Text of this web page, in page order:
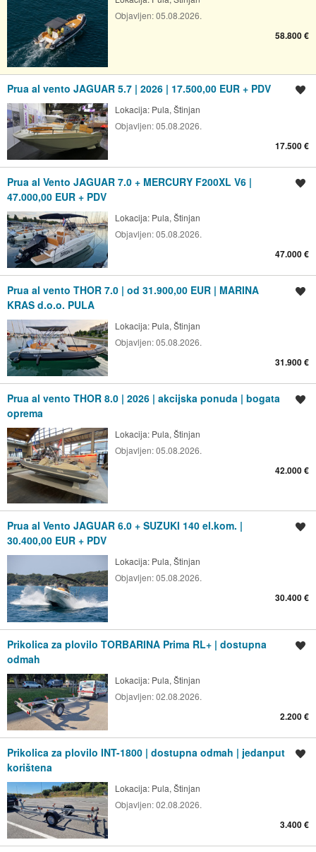
Objavljen:05.08.2026.
58.800 €
Prua al vento JAGUAR 5.7 | 2026 | 17.500,00 EUR + PDV
Lokacija: Pula, Štinjan
Objavljen:05.08.2026.
17.500 €
Prua al Vento JAGUAR 7.0 + MERCURY F200XL V6 |
47.000,00 EUR + PDV
Lokacija: Pula, Štinjan
Objavljen:05.08.2026.
47.000 €
Prua al vento THOR 7.0 | od 31.900,00 EUR | MARINA
KRAS d.o.o. PULA
Lokacija: Pula, Štinjan
Objavljen:05.08.2026.
31.900 €
Prua al vento THOR 8.0 | 2026 | akcijska ponuda | bogata
oprema
Lokacija: Pula, Štinjan
Objavljen:05.08.2026.
42.000 €
Prua al Vento JAGUAR 6.0 + SUZUKI 140 el.kom. |
30.400,00 EUR + PDV
Lokacija: Pula, Štinjan
Objavljen:05.08.2026.
30.400 €
Prikolica za plovilo TORBARINA Prima RL+ | dostupna
odmah
Lokacija: Pula, Štinjan
Objavljen:02.08.2026.
2.200 €
Prikolica za plovilo INT-1800 | dostupna odmah | jedanput
korištena
Lokacija: Pula, Štinjan
Objavljen:02.08.2026.
3.400 €